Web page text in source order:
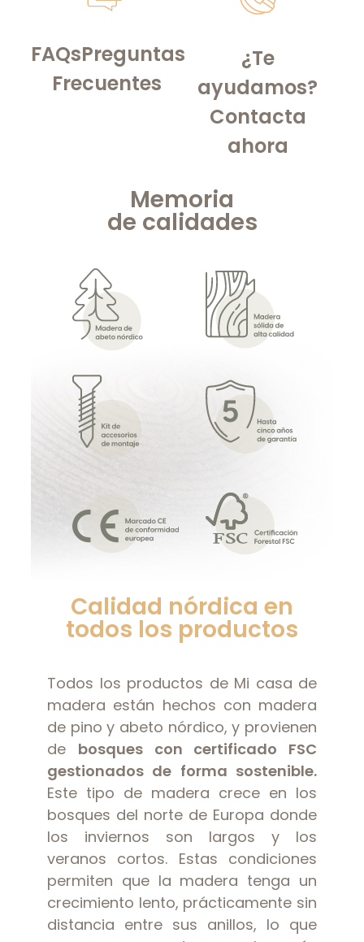
FAQsPreguntas
Frecuentes
¿Te
ayudamos?
Contacta
ahora
Memoria
de calidades
Calidad nórdica en
todos los productos
Todos los productos de Mi casa de
madera están hechos con madera
de pino y abeto nórdico, y provienen
de bosques con certificado FSC
gestionados de forma sostenible.
Este tipo de madera crece en los
bosques del norte de Europa donde
los inviernos son largos y los
veranos cortos. Estas condiciones
permiten que la madera tenga un
crecimiento lento, prácticamente sin
distancia entre sus anillos, lo que